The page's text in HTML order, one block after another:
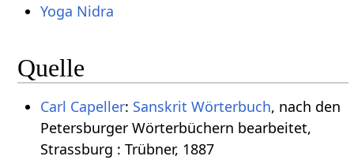
Yoga Nidra
Quelle
Carl Capeller: Sanskrit Wörterbuch, nach den
Petersburger Wörterbüchern bearbeitet,
Strassburg : Trübner, 1887